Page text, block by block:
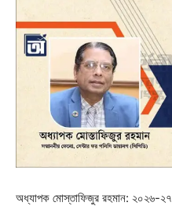
অধ্যাপক মোস্তাফিজুর রহমান: ২০২৬-২৭